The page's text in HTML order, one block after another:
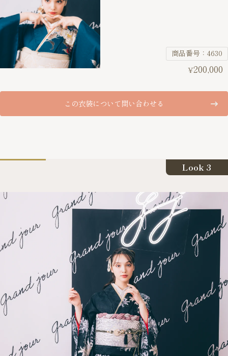
商品番号：4630
¥200,000
この衣装について問い合わせる
Look 3